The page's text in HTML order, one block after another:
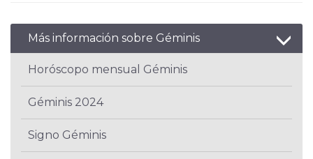
Más información sobre Géminis
Horóscopo mensual Géminis
Géminis 2024
Signo Géminis